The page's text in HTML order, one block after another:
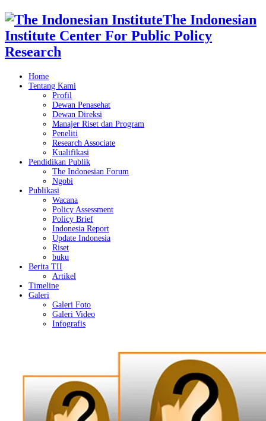
The Indonesian
Institute Center For Public Policy
Research
Home
Tentang Kami
Profil
Dewan Penasehat
Dewan Direksi
Manajer Riset dan Program
Peneliti
Research Associate
Kualifikasi
Pendidikan Publik
The Indonesian Forum
Ngobi
Publikasi
Wacana
Policy Assessment
Policy Brief
Indonesia Report
Update Indonesia
Riset
buku
Berita TII
Artikel
Timeline
Galeri
Galeri Foto
Galeri Video
Infografis